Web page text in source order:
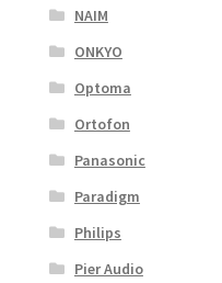
NAIM
ONKYO
Optoma
Ortofon
Panasonic
Paradigm
Philips
Pier Audio